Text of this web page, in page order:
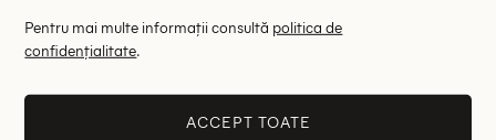
Altii au fost interesati de
Pentru mai multe informații consultă politica de
confidențialitate.
ACCEPT TOATE